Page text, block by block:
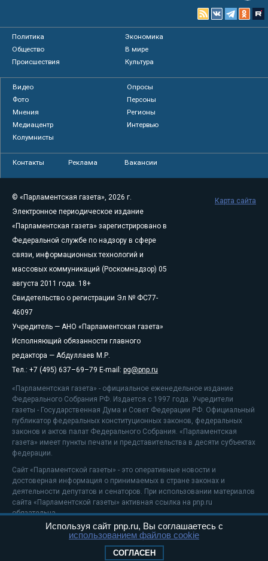
Политика
Экономика
Общество
В мире
Происшествия
Культура
Видео
Опросы
Фото
Персоны
Мнения
Регионы
Медиацентр
Интервью
Колумнисты
Контакты Реклама Вакансии
© «Парламентская газета», 2026 г.
Электронное периодическое издание
«Парламентская газета» зарегистрировано в
Федеральной службе по надзору в сфере
связи, информационных технологий и
массовых коммуникаций (Роскомнадзор) 05
августа 2011 года. 18+
Свидетельство о регистрации Эл № ФС77-
46097
Учредитель — АНО «Парламентская газета»
Исполняющий обязанности главного
редактора — Абдуллаев М.Р.
Тел.: +7 (495) 637–69–79 E-mail: pg@pnp.ru
«Парламентская газета» - официальное еженедельное издание
Федерального Собрания РФ. Издается с 1997 года. Учредители
газеты - Государственная Дума и Совет Федерации РФ. Официальный
публикатор федеральных конституционных законов, федеральных
законов и актов палат Федерального Собрания. «Парламентская
газета» имеет пункты печати и представительства в десяти субъектах
федерации.
Сайт «Парламентской газеты» - это оперативные новости и
достоверная информация о принимаемых в стране законах и
деятельности депутатов и сенаторов. При использовании материалов
сайта «Парламентской газеты» активная ссылка на pnp.ru
обязательна.
На информационном ресурсе применяютсярекомендательные
Положение о защите персональных данных
Карта сайта
Используя сайт pnp.ru, Вы соглашаетесь с
использованием файлов cookie
СОГЛАСЕН